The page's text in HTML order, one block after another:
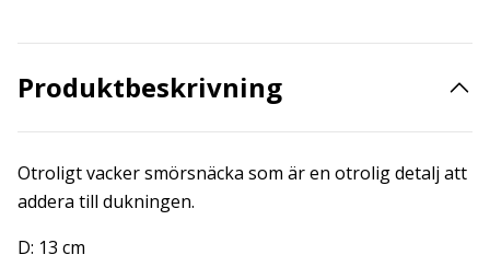
Produktbeskrivning
Otroligt vacker smörsnäcka som är en otrolig detalj att
addera till dukningen.
D: 13 cm